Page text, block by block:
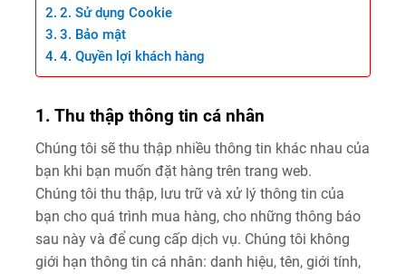
2. Sử dụng Cookie
3. Bảo mật
4. Quyền lợi khách hàng
1. Thu thập thông tin cá nhân
Chúng tôi sẽ thu thập nhiều thông tin khác nhau của
bạn khi bạn muốn đặt hàng trên trang web.
Chúng tôi thu thập, lưu trữ và xử lý thông tin của
bạn cho quá trình mua hàng, cho những thông báo
sau này và để cung cấp dịch vụ. Chúng tôi không
giới hạn thông tin cá nhân: danh hiệu, tên, giới tính,